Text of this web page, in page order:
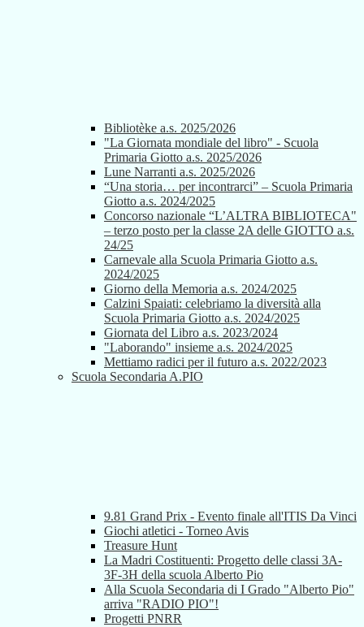
Bibliotèke a.s. 2025/2026
"La Giornata mondiale del libro" - Scuola
Primaria Giotto a.s. 2025/2026
Lune Narranti a.s. 2025/2026
“Una storia… per incontrarci” – Scuola Primaria
Giotto a.s. 2024/2025
Concorso nazionale “L’ALTRA BIBLIOTECA"
– terzo posto per la classe 2A delle GIOTTO a.s.
24/25
Carnevale alla Scuola Primaria Giotto a.s.
2024/2025
Giorno della Memoria a.s. 2024/2025
Calzini Spaiati: celebriamo la diversità alla
Scuola Primaria Giotto a.s. 2024/2025
Giornata del Libro a.s. 2023/2024
"Laborando" insieme a.s. 2024/2025
Mettiamo radici per il futuro a.s. 2022/2023
Scuola Secondaria A.PIO
9.81 Grand Prix - Evento finale all'ITIS Da Vinci
Giochi atletici - Torneo Avis
Treasure Hunt
La Madri Costituenti: Progetto delle classi 3A-
3F-3H della scuola Alberto Pio
Alla Scuola Secondaria di I Grado "Alberto Pio"
arriva "RADIO PIO"!
Progetti PNRR